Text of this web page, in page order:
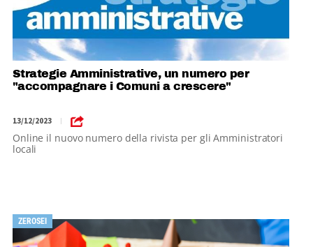
Strategie Amministrative, un numero per
"accompagnare i Comuni a crescere"
13/12/2023 |
Online il nuovo numero della rivista per gli Amministratori
locali
ZEROSEI